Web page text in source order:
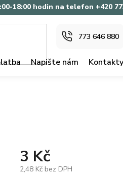
18:00 hodin na telefon +420
773 646 880
Napište nám Kontakty
3 Kč
2,48 Kč bez DPH